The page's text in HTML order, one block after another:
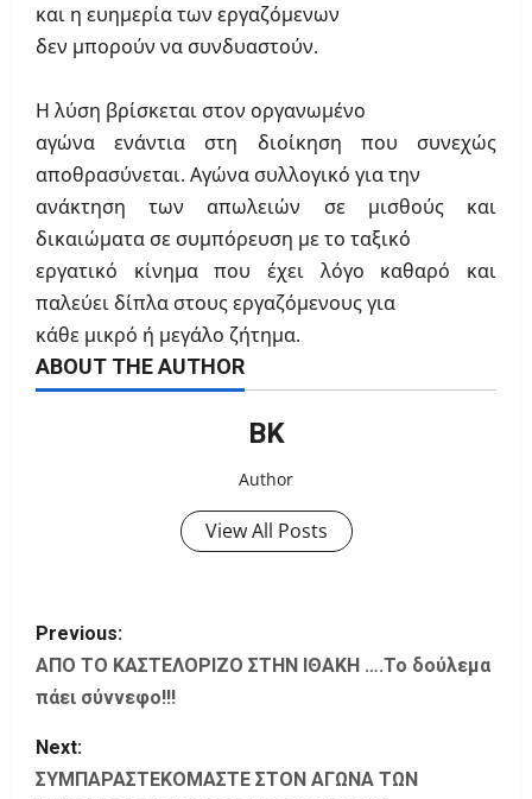
και η ευημερία των εργαζόμενων
δεν μπορούν να συνδυαστούν.
Η λύση βρίσκεται στον οργανωμένο
αγώνα ενάντια στη διοίκηση που συνεχώς
αποθρασύνεται. Αγώνα συλλογικό για την
ανάκτηση των απωλειών σε μισθούς και
δικαιώματα σε συμπόρευση με το ταξικό
εργατικό κίνημα που έχει λόγο καθαρό και
παλεύει δίπλα στους εργαζόμενους για
κάθε μικρό ή μεγάλο ζήτημα.
ABOUT THE AUTHOR
ΒΚ
Author
View All Posts
P
o
t
Previous:
ΑΠΟ ΤΟ ΚΑΣΤΕΛΟΡΙΖΟ ΣΤΗΝ ΙΘΑΚΗ ….Το δούλεμα
πάει σύννεφο!!!
Next:
ΣΥΜΠΑΡΑΣΤΕΚΟΜΑΣΤΕ ΣΤΟΝ ΑΓΩΝΑ ΤΩΝ